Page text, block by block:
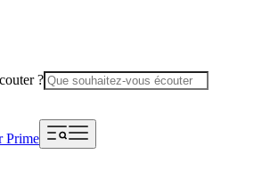
?
Prime